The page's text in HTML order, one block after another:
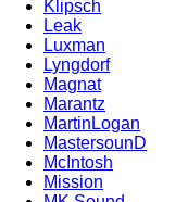
Klipsch
Leak
Luxman
Lyngdorf
Magnat
Marantz
MartinLogan
MastersounD
McIntosh
Mission